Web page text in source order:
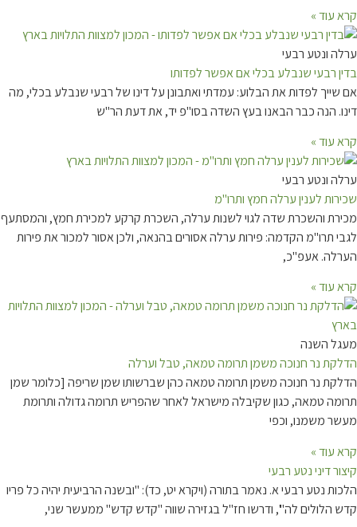
קרא עוד »
ערלה ונטע רבעי
בדין רבעי שנבלע בכלי אם אפשר לפדותו
אם שייך לפדות את הבלוע: עמדתי ואתבונן על דינו של רבעי שנבלע בכלי, מה
דינו. הנה כבר הבאנו בעץ השדה בסו"פ יד, את דעת הר"ש
קרא עוד »
ערלה ונטע רבעי
שכירות לענין ערלה חמץ ותרו"מ
מכירת והשכרת שדה לגוי לשנות ערלה, השכרת קרקע למכירת חמץ, והמסתעף
לגבי תרו"מ הקדמה: פירות ערלה אסורים בהנאה, ולכן אסור למכור את פירות
הערלה. אעפ"כ,
קרא עוד »
מעגל השנה
הדלקת נר חנוכה משמן תרומה טמאה, טבל וערלה
הדלקת נר חנוכה משמן תרומה טמאה כהן שברשותו שמן שריפה [כלומר שמן
תרומה טמאה, כגון שקיבלה מישראל לאחר שהפריש תרומה גדולה ותרומת
מעשר משמנו, וכפי
קרא עוד »
קיצור דיני נטע רבעי
הלכות נטע רבעי א. נאמר בתורה (ויקרא יט, כד): "ובשנה הרביעית יהיה כל פריו
קדש הלולים לה"', ודרשו חז"ל בגזירה שווה "קדש קדש" ממעשר שני,